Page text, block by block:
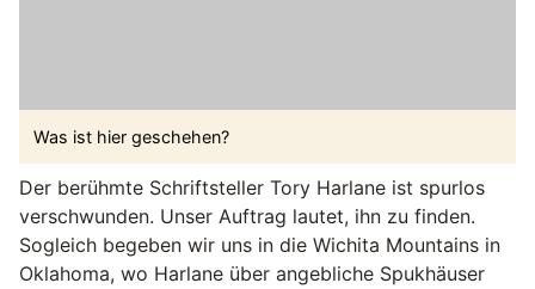
Was ist hier geschehen?
Der berühmte Schriftsteller Tory Harlane ist spurlos
verschwunden. Unser Auftrag lautet, ihn zu finden.
Sogleich begeben wir uns in die Wichita Mountains in
Oklahoma, wo Harlane über angebliche Spukhäuser